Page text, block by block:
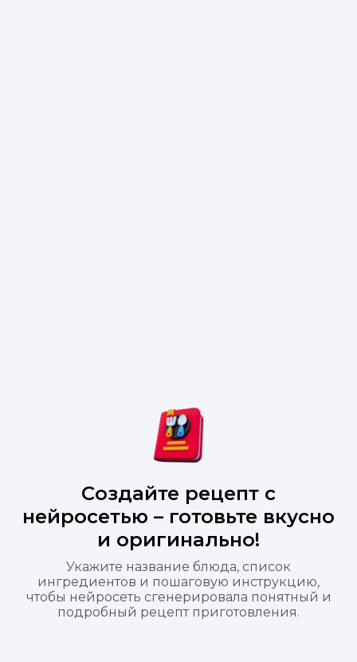
Создайте рецепт с
нейросетью – готовьте вкусно
и оригинально!
Укажите название блюда, список
ингредиентов и пошаговую инструкцию,
чтобы нейросеть сгенерировала понятный и
подробный рецепт приготовления.